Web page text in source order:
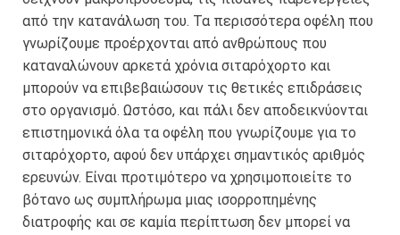
από την κατανάλωση του. Τα περισσότερα οφέλη που
γνωρίζουμε προέρχονται από ανθρώπους που
καταναλώνουν αρκετά χρόνια σιταρόχορτο και
μπορούν να επιβεβαιώσουν τις θετικές επιδράσεις
στο οργανισμό. Ωστόσο, και πάλι δεν αποδεικνύονται
επιστημονικά όλα τα οφέλη που γνωρίζουμε για το
σιταρόχορτο, αφού δεν υπάρχει σημαντικός αριθμός
ερευνών. Είναι προτιμότερο να χρησιμοποιείτε το
βότανο ως συμπλήρωμα μιας ισορροπημένης
διατροφής και σε καμία περίπτωση δεν μπορεί να